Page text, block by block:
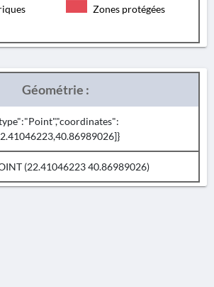
Zones protégées
Géométrie :
(22.41046223 40.86989026)